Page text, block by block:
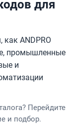
для
ANDPRO
промышленные
и
Перейдите
и подбор.